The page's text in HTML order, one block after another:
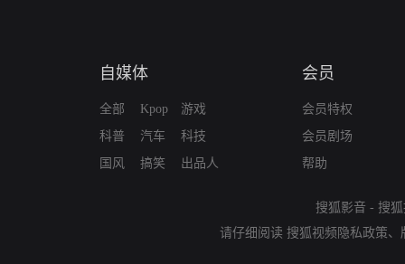
自媒体
全部
科普
国风
Kpop
汽车
搞笑
游戏
科技
出品人
会员
会员特权
会员剧场
帮助
搜狐影音 - 搜
请仔细阅读 搜狐视频隐私政策、